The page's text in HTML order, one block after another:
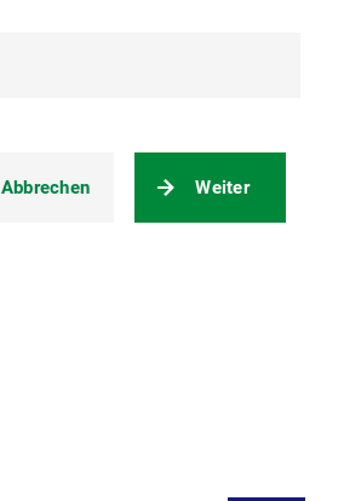
Weiter
Abbrechen